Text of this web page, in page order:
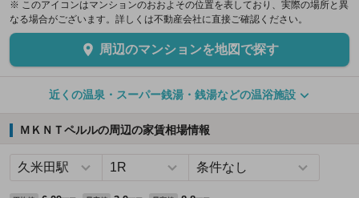
※ このアイコンはマンションのおおよその位置を表しており、実際の場所と異
なる場合がございます。詳しくは不動産会社に直接ご確認ください。
周辺のマンションを地図で探す
近くの温泉・スーパー銭湯・銭湯などの温浴施設
ＭＫＮＴペルルの周辺の家賃相場情報